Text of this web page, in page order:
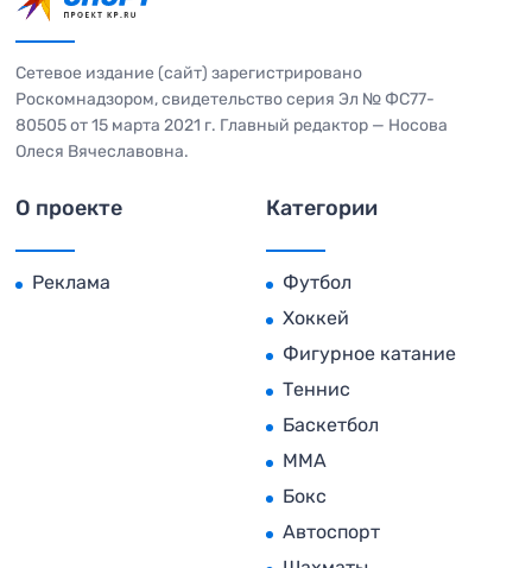
Сетевое издание (сайт) зарегистрировано
Роскомнадзором, свидетельство серия Эл № ФС77-
80505 от 15 марта 2021 г. Главный редактор — Носова
Олеся Вячеславовна.
О проекте
Реклама
Категории
Футбол
Хоккей
Фигурное катание
Теннис
Баскетбол
MMA
Бокс
Автоспорт